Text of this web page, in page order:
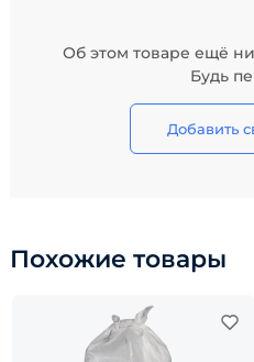
Об этом товаре ещё
Будь
Добавить
Похожие товары